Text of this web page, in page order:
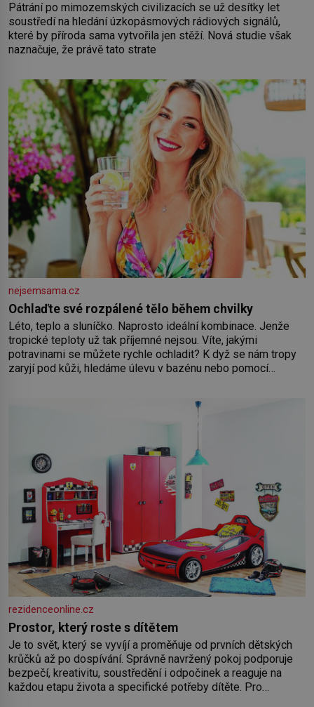
Pátrání po mimozemských civilizacích se už desítky let
soustředí na hledání úzkopásmových rádiových signálů,
které by příroda sama vytvořila jen stěží. Nová studie však
naznačuje, že právě tato strate
nejsemsama.cz
Ochlaďte své rozpálené tělo během chvilky
Léto, teplo a sluníčko. Naprosto ideální kombinace. Jenže
tropické teploty už tak příjemné nejsou. Víte, jakými
potravinami se můžete rychle ochladit? K dyž se nám tropy
zaryjí pod kůži, hledáme úlevu v bazénu nebo pomocí
rezidenceonline.cz
Prostor, který roste s dítětem
Je to svět, který se vyvíjí a proměňuje od prvních dětských
krůčků až po dospívání. Správně navržený pokoj podporuje
bezpečí, kreativitu, soustředění i odpočinek a reaguje na
každou etapu života a specifické potřeby dítěte. Pro